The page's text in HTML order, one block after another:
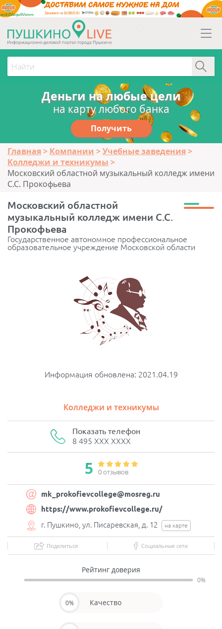
erid:2Vtzqw6Vsmm
Деньги на любые цели
на карту любого банка
Получить
Главная Компании
Учебные заведения
Колледжи и техникумы
Московский областной музыкальный колледж имени
С.С. Прокофьева
Московский областной
музыкальный колледж имени С.С.
Прокофьева
Государственное автономное профессиональное
образовательное учреждение Московской области
Информация обновлена: 2021.04.19
Колледжи и техникумы
Показать телефон
8 495 XXX XXXX
5 0 отзывов
mk_prokofievcollege@mosreg.ru
https://www.prokofievcollege.ru/
г. Пушкино, ул. Писаревская, д. 12
на карте
Поделиться Социальные сети
Рейтинг доверия
0%
0% Качество